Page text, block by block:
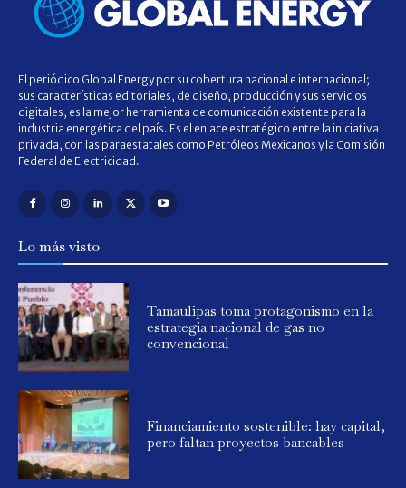
El periódico Global Energy por su cobertura nacional e internacional;
sus características editoriales, de diseño, producción y sus servicios
digitales, es la mejor herramienta de comunicación existente para la
industria energética del país. Es el enlace estratégico entre la iniciativa
privada, con las paraestatales como Petróleos Mexicanos y la Comisión
Federal de Electricidad.
Lo más visto
Tamaulipas toma protagonismo en la
estrategia nacional de gas no
convencional
Financiamiento sostenible: hay capital,
pero faltan proyectos bancables